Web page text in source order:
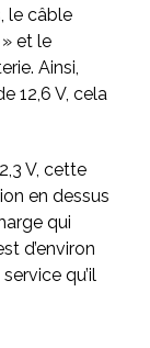
le câble
et le
Ainsi,
12,6 V, cela
V, cette
en dessus
qui
d’environ
qu’il